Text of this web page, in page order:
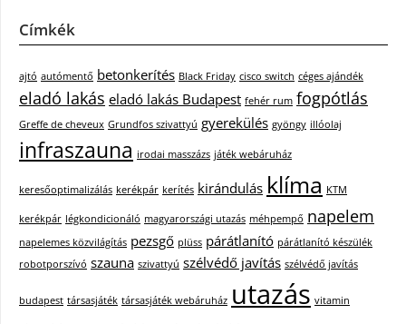
Címkék
ajtó autómentő betonkerítés Black Friday cisco switch céges ajándék
eladó lakás eladó lakás Budapest fehér rum fogpótlás
Greffe de cheveux Grundfos szivattyú gyerekülés gyöngy illóolaj
infraszauna irodai masszázs játék webáruház
keresőoptimalizálás kerékpár kerítés kirándulás klíma KTM
kerékpár légkondicionáló magyarországi utazás méhpempő napelem
napelemes közvilágítás pezsgő plüss párátlanító párátlanító készülék
robotporszívó szauna szivattyú szélvédő javítás szélvédő javítás
budapest társasjáték társasjáték webáruház utazás vitamin